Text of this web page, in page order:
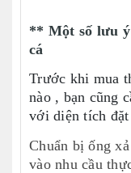
** Một số lưu
cá
Trước khi mua
nào , bạn cũng
với diện tích đặt
Chuẩn bị ống
vào nhu cầu